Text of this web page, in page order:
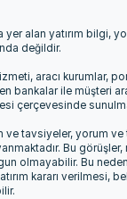
alan yatırım bilgi,
değildir.
hizmeti, aracı kurumlar,
bankalar ile müşteri
çerçevesinde
ve tavsiyeler, yorum ve
Bu
olmayabilir. Bu
kararı verilmesi,